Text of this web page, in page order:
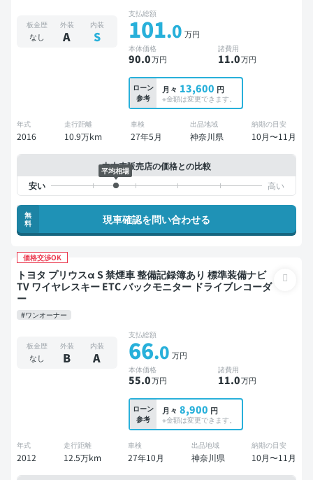
板金歴
なし
外装
A
内装
S
支払総額
101.0 万円
本体価格
90.0万円
諸費用
11.0万円
ローン
参考
月々 13,600 円
※金額は変更できます。
年式
2016
走行距離
10.9万km
車検
27年5月
出品地域
神奈川県
納期の目安
10月〜11月
中古車販売店の価格との比較
平均相場
無
料
現車確認を問い合わせる
価格交渉OK
トヨタ プリウスα S 禁煙車 整備記録簿あり 標準装備ナビ
TV ワイヤレスキー ETC バックモニター ドライブレコーダ
ー
#ワンオーナー
板金歴
なし
外装
B
内装
A
支払総額
66.0 万円
本体価格
55.0万円
諸費用
11.0万円
ローン
参考
月々 8,900 円
※金額は変更できます。
年式
2012
走行距離
12.5万km
車検
27年10月
出品地域
神奈川県
納期の目安
10月〜11月